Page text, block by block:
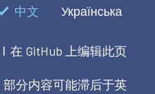
中文 Українська
| 在 GitHub 上编辑此页
部分内容可能滞后于英